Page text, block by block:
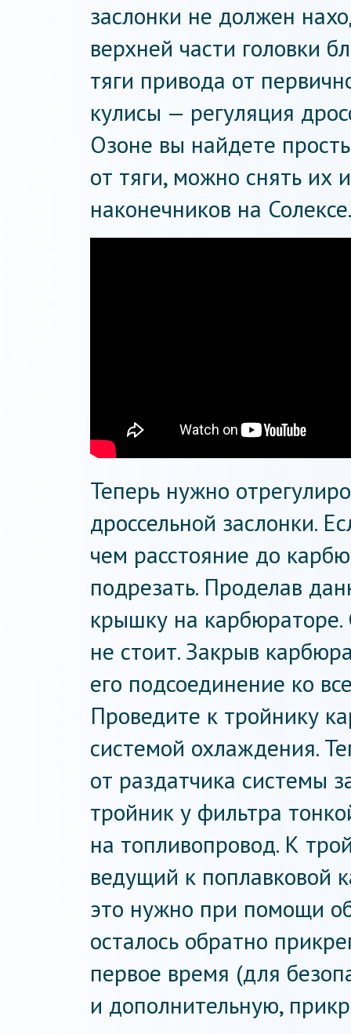
заслонки не должен
верхней части головки
тяги привода от
кулисы — регуляция
Озоне вы найдете
от тяги, можно снять их
наконечников на Солексе.
Теперь нужно
дроссельной заслонки.
чем расстояние до
подрезать. Проделав
крышку на карбюраторе.
не стоит. Закрыв
его подсоединение ко
Проведите к тройнику
системой охлаждения.
от раздатчика системы
тройник у фильтра
на топливопровод. К
ведущий к поплавковой
это нужно при помощи
осталось обратно
первое время (для
и дополнительную,